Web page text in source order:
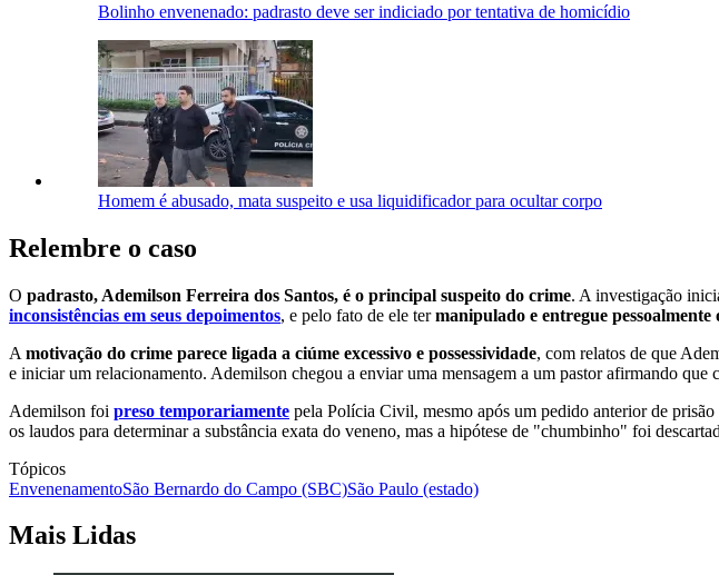
Bolinho envenenado: padrasto deve ser indiciado por tentativa de homicídio
Homem é abusado, mata suspeito e usa liquidificador para ocultar corpo
Relembre o caso
O padrasto, Ademilson Ferreira dos Santos, é o principal suspeito do crime. A investigação
inconsistências em seus depoimentos, e pelo fato de ele termanipulado e entregue
A motivação do crime parece ligada a ciúme excessivo e possessividade, com relatos de que
e iniciar um relacionamento. Ademilson chegou a enviar uma mensagem a um pastor afirmando que
Ademilson foi preso temporariamente pela Polícia Civil, mesmo após um pedido anterior de
os laudos para determinar a substância exata do veneno, mas a hipótese de "chumbinho" foi
Tópicos
EnvenenamentoSão Bernardo do Campo (SBC)São Paulo (estado)
Mais Lidas